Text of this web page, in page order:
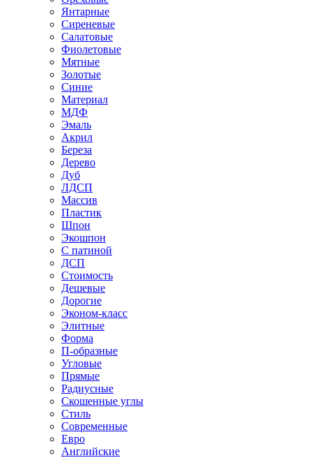
Янтарные
Сиреневые
Салатовые
Фиолетовые
Мятные
Золотые
Синие
Материал
МДФ
Эмаль
Акрил
Береза
Дерево
Дуб
ЛДСП
Массив
Пластик
Шпон
Экошпон
С патиной
ДСП
Стоимость
Дешевые
Дорогие
Эконом-класс
Элитные
Форма
П-образные
Угловые
Прямые
Радиусные
Скошенные углы
Стиль
Современные
Евро
Английские